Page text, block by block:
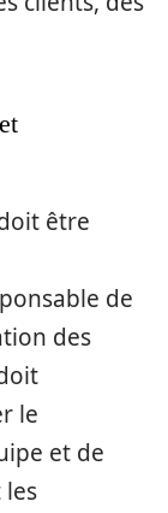
être
de
des
le
et de
les